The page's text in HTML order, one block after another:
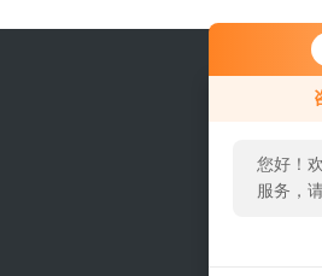
您好！
服务，